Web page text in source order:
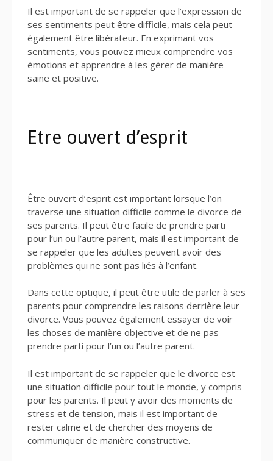
Il est important de se rappeler que l’expression de
ses sentiments peut être difficile, mais cela peut
également être libérateur. En exprimant vos
sentiments, vous pouvez mieux comprendre vos
émotions et apprendre à les gérer de manière
saine et positive.
Etre ouvert d’esprit
Être ouvert d’esprit est important lorsque l’on
traverse une situation difficile comme le divorce de
ses parents. Il peut être facile de prendre parti
pour l’un ou l’autre parent, mais il est important de
se rappeler que les adultes peuvent avoir des
problèmes qui ne sont pas liés à l’enfant.
Dans cette optique, il peut être utile de parler à ses
parents pour comprendre les raisons derrière leur
divorce. Vous pouvez également essayer de voir
les choses de manière objective et de ne pas
prendre parti pour l’un ou l’autre parent.
Il est important de se rappeler que le divorce est
une situation difficile pour tout le monde, y compris
pour les parents. Il peut y avoir des moments de
stress et de tension, mais il est important de
rester calme et de chercher des moyens de
communiquer de manière constructive.